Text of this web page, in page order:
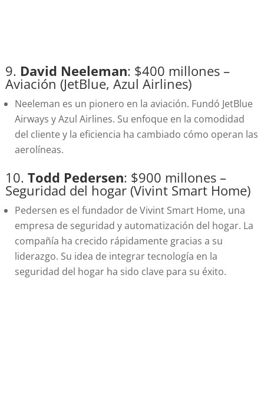
9. David Neeleman: $400 millones –
Aviación (JetBlue, Azul Airlines)
Neeleman es un pionero en la aviación. Fundó JetBlue
Airways y Azul Airlines. Su enfoque en la comodidad
del cliente y la eficiencia ha cambiado cómo operan las
aerolíneas.
10. Todd Pedersen: $900 millones –
Seguridad del hogar (Vivint Smart Home)
Pedersen es el fundador de Vivint Smart Home, una
empresa de seguridad y automatización del hogar. La
compañía ha crecido rápidamente gracias a su
liderazgo. Su idea de integrar tecnología en la
seguridad del hogar ha sido clave para su éxito.